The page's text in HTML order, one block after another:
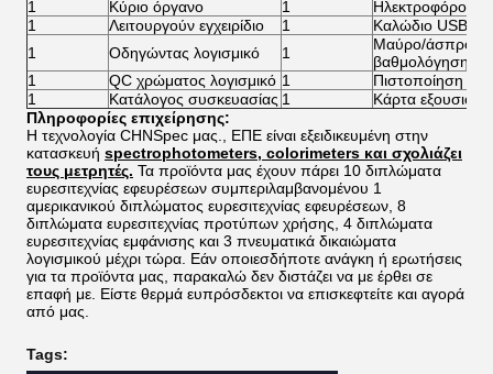
1
Κύριο όργανο 1
Ηλεκτροφόρο
1
Λειτουργούν εγχειρίδιο 1
Καλώδιο USB
1
Οδηγώντας λογισμικό 1
Μαύρο/άσπρο
βαθμολόγησης
1
QC χρώματος λογισμικό 1
Πιστοποίηση
1
Κατάλογος συσκευασίας 1
Κάρτα
Πληροφορίες επιχείρησης:
Η τεχνολογία CHNSpec μας., ΕΠΕ είναι εξειδικευμένη στην
κατασκευή spectrophotometers, colorimeters και σχολιάζει
τους μετρητές. Τα προϊόντα μας έχουν πάρει 10 διπλώματα
ευρεσιτεχνίας εφευρέσεων συμπεριλαμβανομένου 1
αμερικανικού διπλώματος ευρεσιτεχνίας εφευρέσεων, 8
διπλώματα ευρεσιτεχνίας προτύπων χρήσης, 4 διπλώματα
ευρεσιτεχνίας εμφάνισης και 3 πνευματικά δικαιώματα
λογισμικού μέχρι τώρα. Εάν οποιεσδήποτε ανάγκη ή ερωτήσεις
για τα προϊόντα μας, παρακαλώ δεν διστάζει να με έρθει σε
επαφή με. Είστε θερμά ευπρόσδεκτοι να επισκεφτείτε και αγορά
από μας.
Tags: